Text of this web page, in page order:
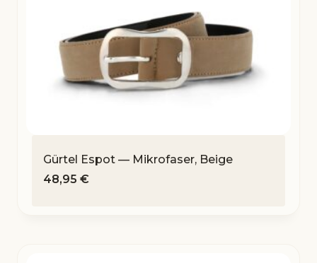
Gürtel Espot — Mikrofaser, Beige
48,95 €